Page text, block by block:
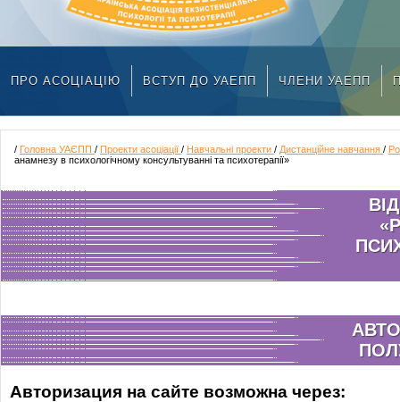
ПРО АСОЦІАЦІЮ ВСТУП ДО УАЕПП ЧЛЕНИ УАЕПП
/ Головна УАЄПП / Проекти асоціації / Навчальні проекти / Дистанційне навчання /
анамнезу в психологічному консультуванні та психотерапії»
Авторизация на сайте возможна через: